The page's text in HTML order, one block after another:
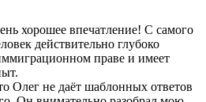
хорошее впечатление! С самого
действительно глубоко
праве и имеет
Олег не даёт шаблонных ответов